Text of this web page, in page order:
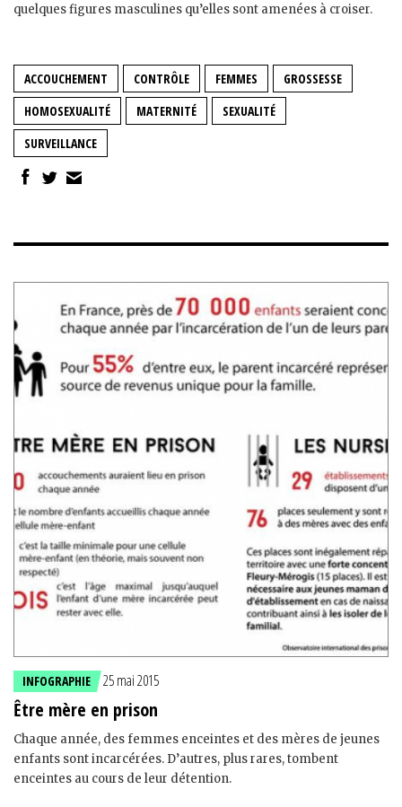
quelques figures masculines qu’elles sont amenées à croiser.
ACCOUCHEMENT CONTRÔLE FEMMES
GROSSESSE
HOMOSEXUALITÉ
MATERNITÉ
SEXUALITÉ
SURVEILLANCE
INFOGRAPHIE 25 mai 2015
Être mère en prison
Chaque année, des femmes enceintes et des mères de jeunes
enfants sont incarcérées. D’autres, plus rares, tombent
enceintes au cours de leur détention.